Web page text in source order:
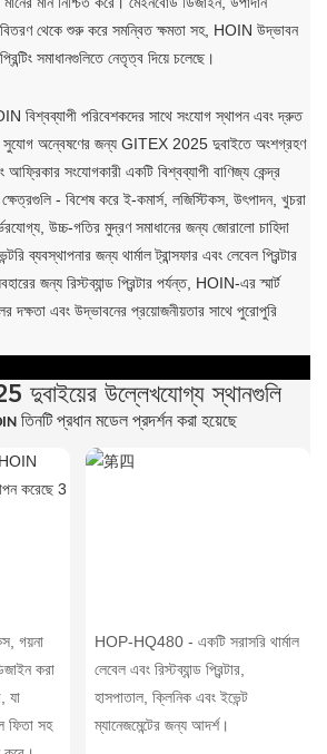
থেকে শুরু করে সমন্বিত ক্ষমতা সহ, HOIN উদ্ভাবন
সমাধানগুলিতে নেতৃত্ব দিয়ে চলেছে।
বিশ্বব্যাপী পরিবেশকদের সাথে সংযোগ স্থাপন এবং দ্রুত
সুযোগ অন্বেষণের জন্য GITEX 2025 দুবাইতে অংশগ্রহণ
সংযোগকারী একটি বিশ্বব্যাপী বাণিজ্য কেন্দ্র
ক্ষেত্রগুলি - বিশেষ করে ই-কমার্স, লজিস্টিকস, উৎপাদন, খুচরা
উচ্চ-গতির মুদ্রণ সমাধানের জন্য জোরালো চাহিদা
ব্যবস্থাপনার জন্য থার্মাল ট্রান্সফার এবং লেবেল প্রিন্টার
জন্য রিস্টব্যান্ড প্রিন্টার পর্যন্ত, HOIN-এর স্মার্ট
দক্ষতা এবং উদ্ভাবনের প্রয়োজনীয়তার সাথে পুরোপুরি
উল্লেখযোগ্য স্থানগুলি
তিনটি প্রধান মডেল প্রদর্শন করা হয়েছে
গয়না
করা
যা
ফিতা সহ
HOP-HQ480 - একটি সরাসরি থার্মাল
লেবেল এবং রিস্টব্যান্ড প্রিন্টার,
হাসপাতাল, ক্লিনিক এবং ইভেন্ট
ম্যানেজমেন্টের জন্য আদর্শ।